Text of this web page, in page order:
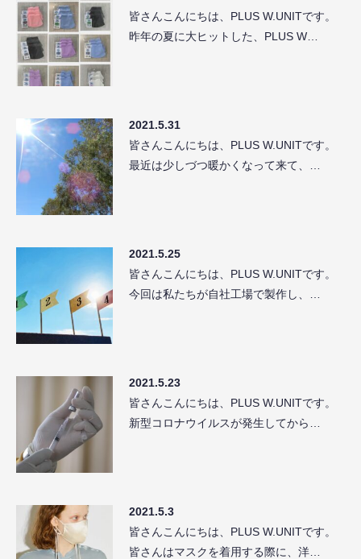
皆さんこんにちは、PLUS W.UNITです。
昨年の夏に大ヒットした、PLUS W…
2021.5.31
皆さんこんにちは、PLUS W.UNITです。
最近は少しづつ暖かくなって来て、…
2021.5.25
皆さんこんにちは、PLUS W.UNITです。
今回は私たちが自社工場で製作し、…
2021.5.23
皆さんこんにちは、PLUS W.UNITです。
新型コロナウイルスが発生してから…
2021.5.3
皆さんこんにちは、PLUS W.UNITです。
皆さんはマスクを着用する際に、洋…